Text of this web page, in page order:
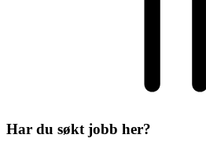
Har du søkt jobb her?